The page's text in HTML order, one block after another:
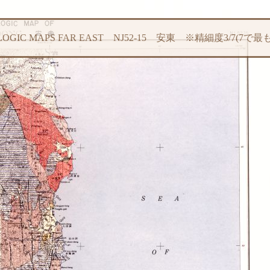
MAPS FAR EAST NJ52-15 安東 ※精細度3/7(7で最